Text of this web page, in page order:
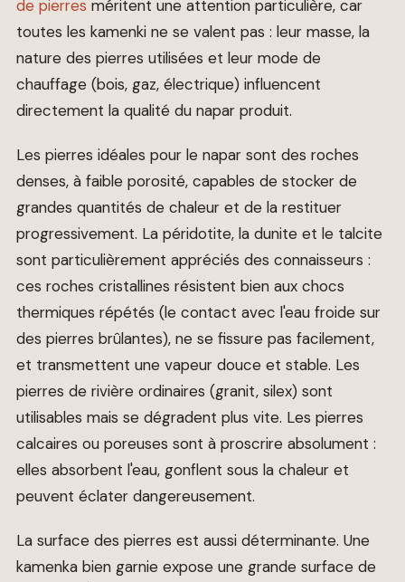
de pierres méritent une attention particulière, car
toutes les kamenki ne se valent pas : leur masse, la
nature des pierres utilisées et leur mode de
chauffage (bois, gaz, électrique) influencent
directement la qualité du napar produit.
Les pierres idéales pour le napar sont des roches
denses, à faible porosité, capables de stocker de
grandes quantités de chaleur et de la restituer
progressivement. La péridotite, la dunite et le talcite
sont particulièrement appréciés des connaisseurs :
ces roches cristallines résistent bien aux chocs
thermiques répétés (le contact avec l'eau froide sur
des pierres brûlantes), ne se fissure pas facilement,
et transmettent une vapeur douce et stable. Les
pierres de rivière ordinaires (granit, silex) sont
utilisables mais se dégradent plus vite. Les pierres
calcaires ou poreuses sont à proscrire absolument :
elles absorbent l'eau, gonflent sous la chaleur et
peuvent éclater dangereusement.
La surface des pierres est aussi déterminante. Une
kamenka bien garnie expose une grande surface de